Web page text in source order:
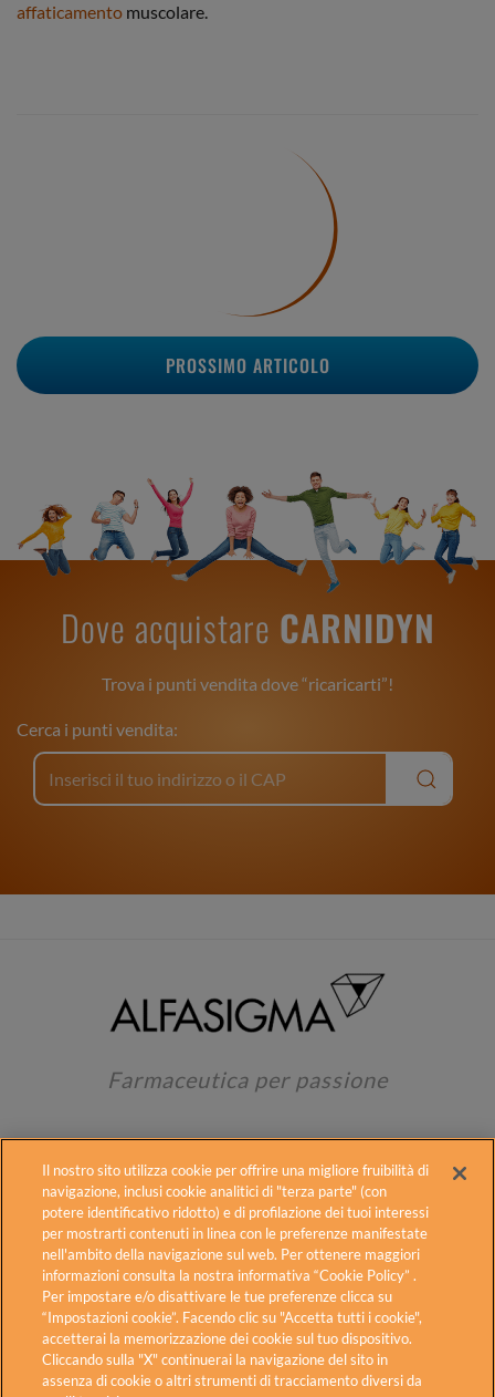
affaticamento muscolare.
PROSSIMO ARTICOLO
Dove acquistare CARNIDYN
Trova i punti vendita dove “ricaricarti”!
Cerca i punti vendita:
Farmaceutica per passione
Alfasigma Contatti
Fogli illustrativi
Cookie Policy
Diritti degli interessati
Privacy Policy
Carnidyn in TV Accessibilità
Alfasigma S.p.A. – Sede Legale: Via Ragazzi del ’99 n.5 – 40133
Bologna – Italia
Il nostro sito utilizza cookie per offrire una migliore fruibilità di
navigazione, inclusi cookie analitici di "terza parte" (con
potere identificativo ridotto) e di profilazione dei tuoi interessi
per mostrarti contenuti in linea con le preferenze manifestate
nell'ambito della navigazione sul web. Per ottenere maggiori
informazioni consulta la nostra informativa “Cookie Policy” .
Per impostare e/o disattivare le tue preferenze clicca su
“Impostazioni cookie”. Facendo clic su "Accetta tutti i cookie",
accetterai la memorizzazione dei cookie sul tuo dispositivo.
Cliccando sulla "X" continuerai la navigazione del sito in
assenza di cookie o altri strumenti di tracciamento diversi da